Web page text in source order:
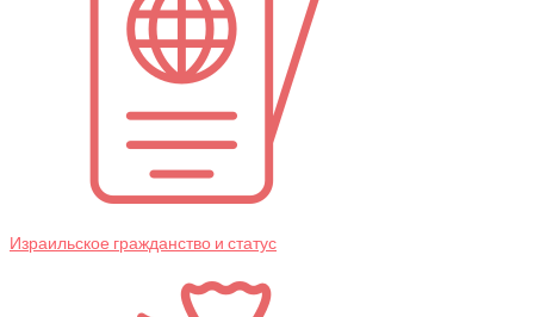
Израильское гражданство и статус